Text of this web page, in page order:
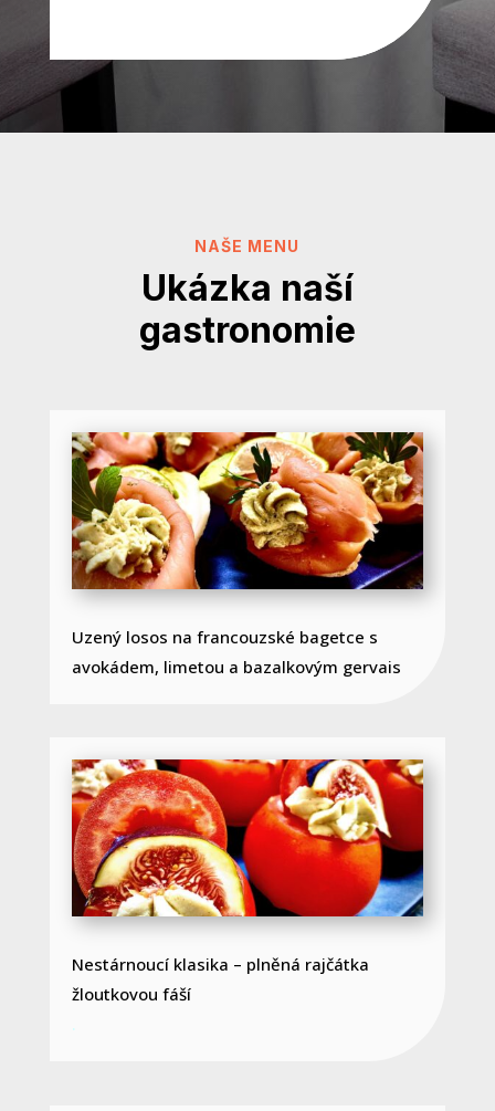
NAŠE MENU
Ukázka naší
gastronomie
Uzený losos na francouzské bagetce s
avokádem, limetou a bazalkovým gervais
Nestárnoucí klasika – plněná rajčátka
žloutkovou fáší
.